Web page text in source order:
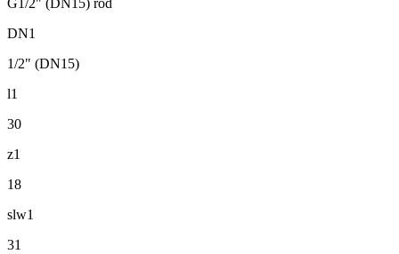
G1/2" (DN15) röd
DN1
1/2" (DN15)
l1
30
z1
18
slw1
31